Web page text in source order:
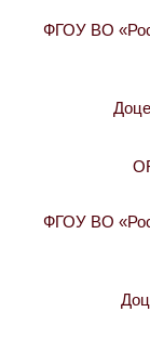
ФГОУ ВО
ФГОУ ВО